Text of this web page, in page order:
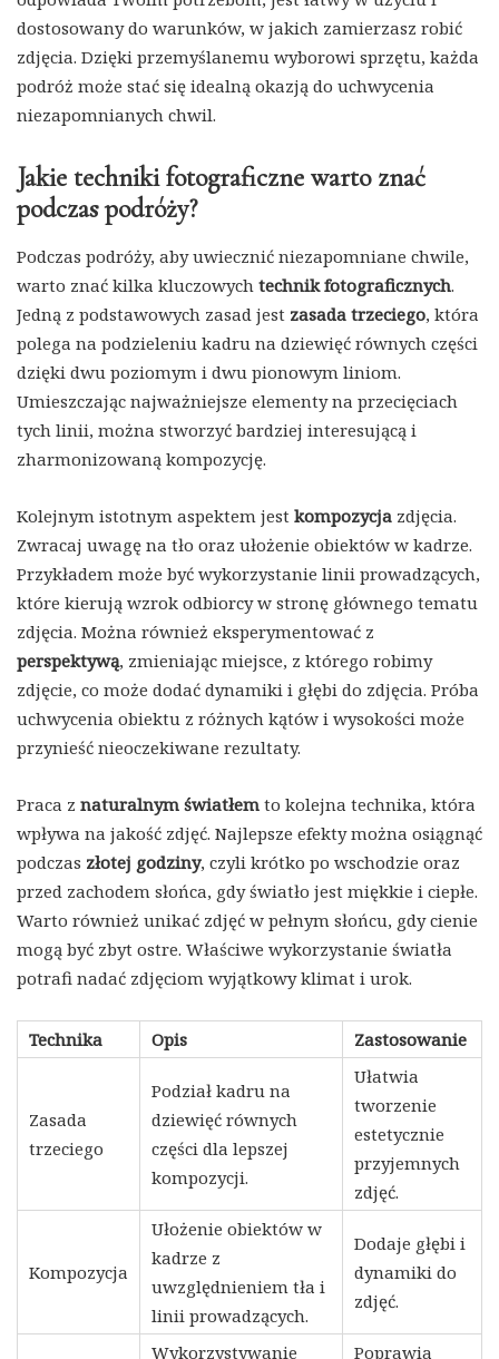
dostosowany do warunków, w jakich zamierzasz robić
zdjęcia. Dzięki przemyślanemu wyborowi sprzętu, każda
podróż może stać się idealną okazją do uchwycenia
niezapomnianych chwil.
Jakie techniki fotograficzne warto znać
podczas podróży?
Podczas podróży, aby uwiecznić niezapomniane chwile,
warto znać kilka kluczowych technik fotograficznych.
Jedną z podstawowych zasad jest zasada trzeciego, która
polega na podzieleniu kadru na dziewięć równych części
dzięki dwu poziomym i dwu pionowym liniom.
Umieszczając najważniejsze elementy na przecięciach
tych linii, można stworzyć bardziej interesującą i
zharmonizowaną kompozycję.
Kolejnym istotnym aspektem jest kompozycja zdjęcia.
Zwracaj uwagę na tło oraz ułożenie obiektów w kadrze.
Przykładem może być wykorzystanie linii prowadzących,
które kierują wzrok odbiorcy w stronę głównego tematu
zdjęcia. Można również eksperymentować z
perspektywą, zmieniając miejsce, z którego robimy
zdjęcie, co może dodać dynamiki i głębi do zdjęcia. Próba
uchwycenia obiektu z różnych kątów i wysokości może
przynieść nieoczekiwane rezultaty.
Praca z naturalnym światłem to kolejna technika, która
wpływa na jakość zdjęć. Najlepsze efekty można osiągnąć
podczas złotej godziny, czyli krótko po wschodzie oraz
przed zachodem słońca, gdy światło jest miękkie i ciepłe.
Warto również unikać zdjęć w pełnym słońcu, gdy cienie
mogą być zbyt ostre. Właściwe wykorzystanie światła
potrafi nadać zdjęciom wyjątkowy klimat i urok.
Technika Opis Zastosowanie
Zasada
trzeciego
Podział kadru na
dziewięć równych
części dla lepszej
kompozycji.
Ułatwia
tworzenie
estetycznie
przyjemnych
zdjęć.
Kompozycja
Ułożenie obiektów w
kadrze z
uwzględnieniem tła i
linii prowadzących.
Dodaje głębi i
dynamiki do
zdjęć.
Wykorzystywanie Poprawia